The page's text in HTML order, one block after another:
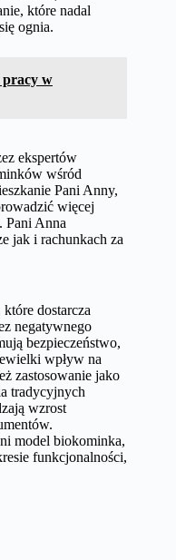
które nadal
ognia.
pracy w
ekspertów
wśród
Pani Anny,
więcej
Pani Anna
jak i rachunkach za
dostarcza
negatywnego
bezpieczeństwo,
wpływ na
zastosowanie jako
tradycyjnych
wzrost
model biokominka,
funkcjonalności,